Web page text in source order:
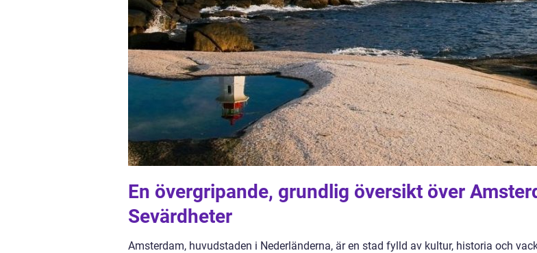
En övergripande, grundlig översikt över
Sevärdheter
Amsterdam, huvudstaden i Nederländerna, är en stad fylld av kultur, historia och